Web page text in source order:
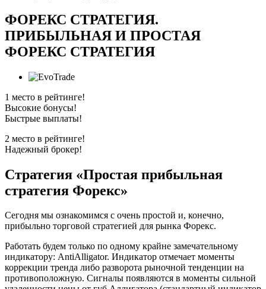
ФОРЕКС СТРАТЕГИЯ.
ПРИБЫЛЬНАЯ И ПРОСТАЯ
ФОРЕКС СТРАТЕГИЯ
1 место в рейтинге!
Высокие бонусы!
Быстрые выплаты!
2 место в рейтинге!
Надежный брокер!
Стратегия «Простая прибыльная
стратегия Форекс»
Сегодня мы ознакомимся с очень простой и, конечно,
прибыльно торговой стратегией для рынка Форекс.
Работать будем только по одному крайне замечательному
индикатору: AntiAlligator. Индикатор отмечает моменты
коррекции тренда либо разворота рыночной тенденции на
противоположную. Сигналы появляются в моменты сильной